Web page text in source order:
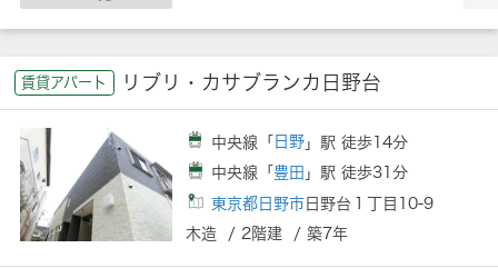
賃貸アパート リブリ・カサブランカ日野台
中央線「 日野 」駅 徒歩14分
中央線「 豊田 」駅 徒歩31分
東京都日野市 日野台１丁目10-9
木造 / 2階建 / 築7年